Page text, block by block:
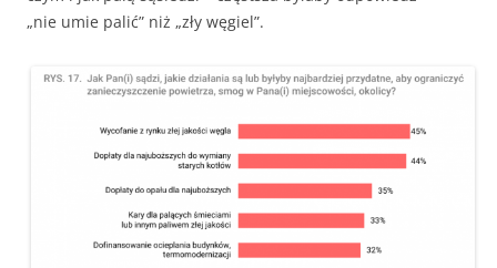
„nie umie palić” niż „zły węgiel”.